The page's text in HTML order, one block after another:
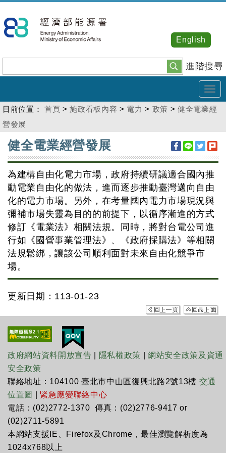
到
主
內
容
進階搜尋
English
目前位置： 首頁 >施政看板內容 > 電力 > 政策 >健全電業經
營發展
:::
健全電業經營發展
為建構自由化電力市場，政府持續研議適合國內推
動電業自由化的做法，進而逐步推動臺灣邁向自由
化的電力市場。另外，在考量國內電力市場現況與
彌補市場失靈為目的的前提下，以循序漸進的方式
修訂《電業法》相關法規。同時，將對台電公司進
行如《國營事業管理法》、《政府採購法》等相關
法規鬆綁，讓該公司順利面對未來自由化競爭市
場。
更新日期：113-01-23
政府網站資料開放宣告 隱私權政策 |網站安全政策及資通
安全政策
聯絡地址：104100 臺北市中山區復興北路2號13樓 交通
位置圖
緊急應變聯絡中心
電話：(02)2772-1370 傳真：(02)2776-9417 or
(02)2711-5891
本網站支援IE、Firefox及Chrome，最佳瀏覽解析度為
1024x768以上